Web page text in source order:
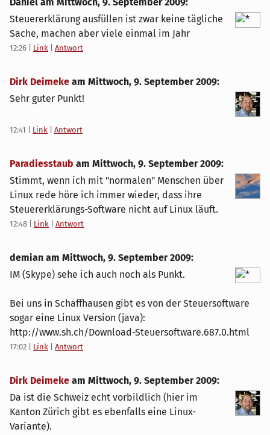
Steuererklärung ausfüllen ist zwar keine tägliche
Sache, machen aber viele einmal im Jahr
12:26 Link Antwort
Dirk Deimeke am Mittwoch, 9. September 2009:
Sehr guter Punkt!
12:41 Link Antwort
Paradiesstaub am Mittwoch, 9. September 2009:
Stimmt, wenn ich mit "normalen" Menschen über
Linux rede höre ich immer wieder, dass ihre
Steuererklärungs-Software nicht auf Linux läuft.
12:48 Link Antwort
demian am Mittwoch, 9. September 2009:
IM (Skype) sehe ich auch noch als Punkt.
Bei uns in Schaffhausen gibt es von der Steuersoftware
sogar eine Linux Version (java):
http://www.sh.ch/Download-Steuersoftware.687.0.html
17:02 Link Antwort
Dirk Deimeke am Mittwoch, 9. September 2009:
Da ist die Schweiz echt vorbildlich (hier im
Kanton Zürich gibt es ebenfalls eine Linux-
Variante).